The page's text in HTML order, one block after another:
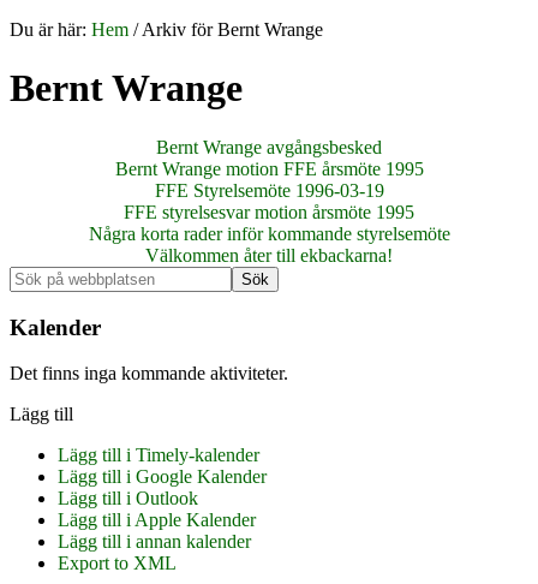
Du är här: Hem /Arkiv för Bernt Wrange
Bernt Wrange
Bernt Wrange avgångsbesked
Bernt Wrange motion FFE årsmöte 1995
FFE Styrelsemöte 1996-03-19
FFE styrelsesvar motion årsmöte 1995
Några korta rader inför kommande styrelsemöte
Välkommen åter till ekbackarna!
Primärt
sidofält
Sök
på
webbplatsen
Kalender
Det finns inga kommande aktiviteter.
Lägg till
Lägg till i Timely-kalender
Lägg till i Google Kalender
Lägg till i Outlook
Lägg till i Apple Kalender
Lägg till i annan kalender
Export to XML